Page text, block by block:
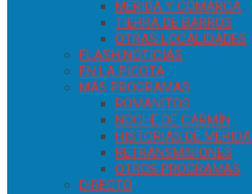
MÉRIDA Y COMARCA
TIERRA DE BARROS
OTRAS LOCALIDADES
FLASH NOTICIAS
EN LA PICOTA
MÁS PROGRAMAS
ROMANITOS
NOCHE DE CARMÍN
HISTORIAS DE MÉRIDA
RETRANSMISIONES
OTROS PROGRAMAS
DIRECTO